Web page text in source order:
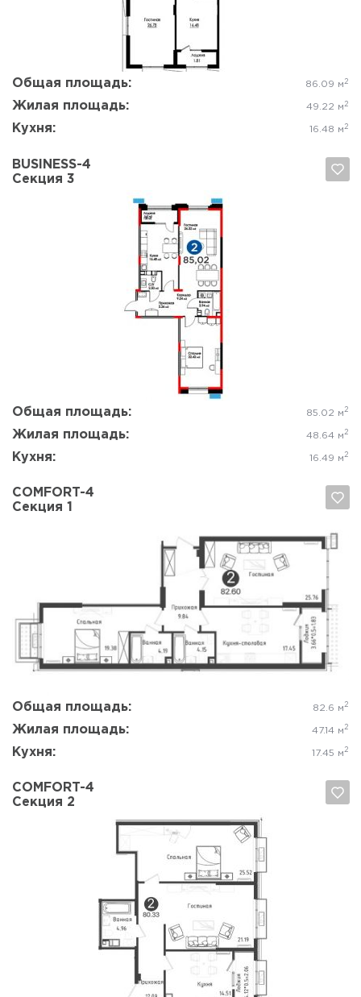
Общая площадь: 86.09 м 2
Жилая площадь: 49.22 м 2
Кухня: 16.48 м 2
BUSINESS-4
Секция 3
Общая площадь: 85.02 м 2
Жилая площадь: 48.64 м 2
Кухня: 16.49 м 2
Да, удалить Отмена
COMFORT-4
Секция 1
Общая площадь: 82.6 м 2
Жилая площадь: 47.14 м 2
Кухня: 17.45 м 2
Да, удалить Отмена
COMFORT-4
Секция 2
Да, удалить Отмена